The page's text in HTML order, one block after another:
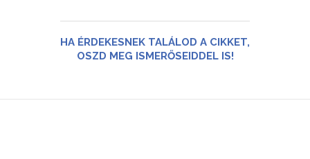
HA ÉRDEKESNEK TALÁLOD A CIKKET,
OSZD MEG ISMERŐSEIDDEL IS!